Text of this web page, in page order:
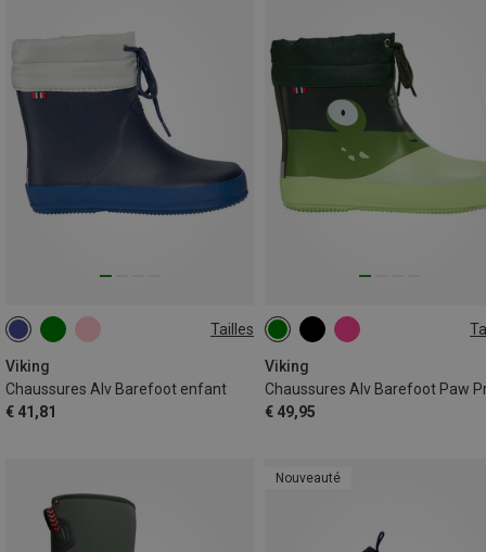
Tailles
Viking
Chaussures Alv Barefoot enfant
€ 41,81
Viking
€ 49,95
Nouveauté